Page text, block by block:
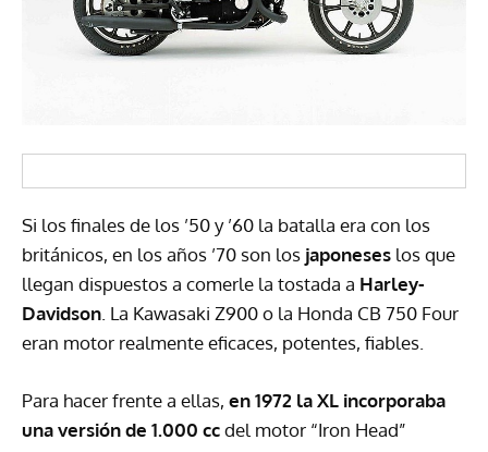
Si los finales de los ’50 y ’60 la batalla era con los
británicos, en los años ’70 son los japoneses los que
llegan dispuestos a comerle la tostada a Harley-
Davidson . La Kawasaki Z900 o la Honda CB 750 Four
eran motor realmente eficaces, potentes, fiables.
Para hacer frente a ellas, en 1972 la XL incorporaba
una versión de 1.000 ccdel motor “Iron Head”